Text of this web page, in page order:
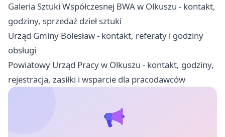
Galeria Sztuki Współczesnej BWA w Olkuszu - kontakt,
godziny, sprzedaż dzieł sztuki
Urząd Gminy Bolesław - kontakt, referaty i godziny
obsługi
Powiatowy Urząd Pracy w Olkuszu - kontakt, godziny,
rejestracja, zasiłki i wsparcie dla pracodawców